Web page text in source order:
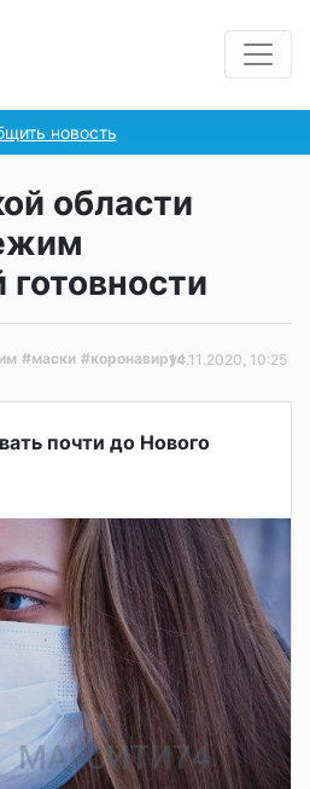
новость
области
#маски #коронавирус14.11.2020, 10:25
почти до Нового